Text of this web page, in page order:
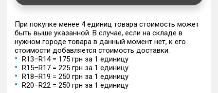
При покупке менее 4 единиц товара стоимость может
быть выше указанной. В случае, если на складе в
нужном городе товара в данный момент нет, к его
стоимости добавляется стоимость доставки.
R13–R14 = 175 грн за 1 единицу
R15–R17 = 225 грн за 1 единицу
R18–R19 = 250 грн за 1 единицу
R20–R22 = 250 грн за 1 единицу